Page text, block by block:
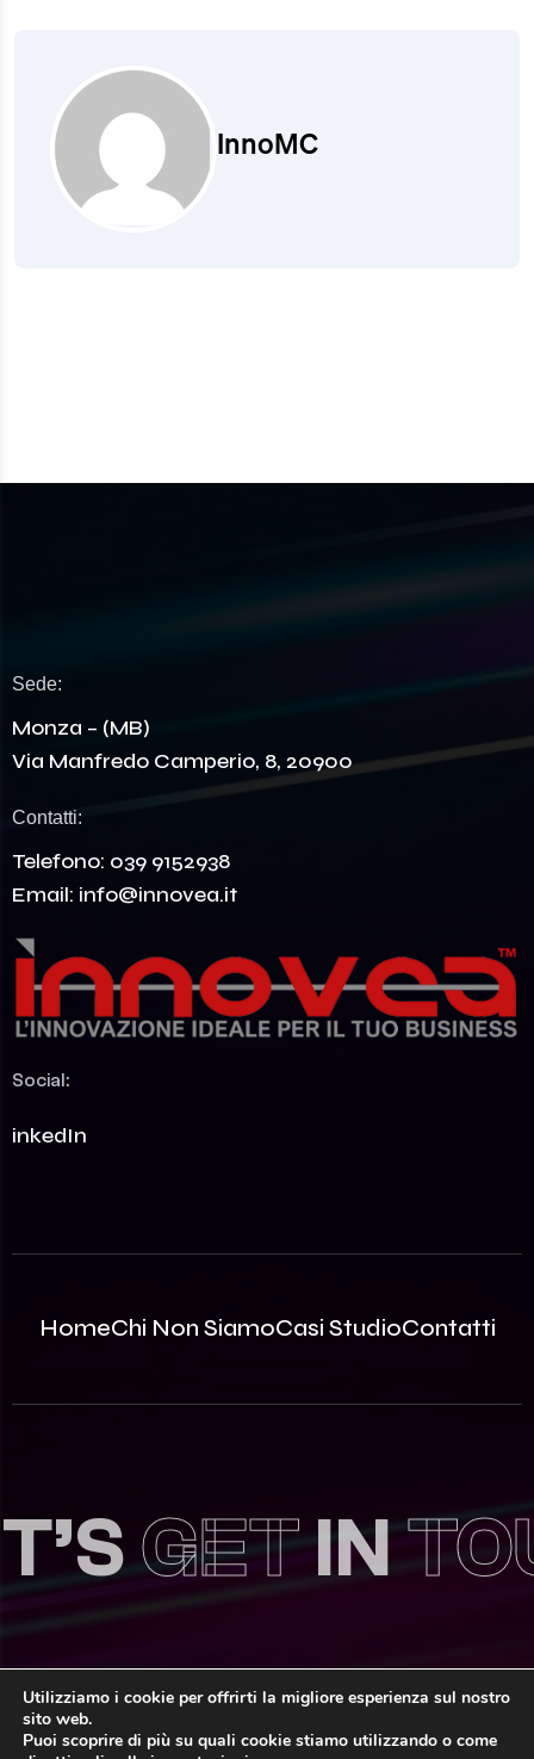
InnoMC
Sede:
Monza – (MB)
Via Manfredo Camperio, 8, 20900
Contatti:
Telefono: 039 9152938
Email: info@innovea.it
Social:
LinkedIn
HomeChi Non SiamoCasi StudioContatti
GETIN
© 2026 Innovea S.r.l. – P.Iva: 09812870963 | REA MB –
2535786 | Capitale Sociale: 100.000,00€ i.v.
Utilizziamo i cookie per offrirti la migliore esperienza sul nostro
sito web.
Puoi scoprire di più su quali cookie stiamo utilizzando o come